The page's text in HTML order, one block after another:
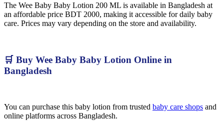
The Wee Baby Baby Lotion 200 ML is available in Bangladesh at
an affordable price BDT 2000, making it accessible for daily baby
care. Prices may vary depending on the store and availability.
🛒 Buy Wee Baby Baby Lotion Online in
Bangladesh
You can purchase this baby lotion from trusted baby care shops and
online platforms across Bangladesh.